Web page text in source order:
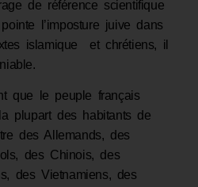
de référence scientifique
l’imposture juive dans
islamique et chrétiens, il
que le peuple français
plupart des habitants de
des Allemands, des
des Chinois, des
des Vietnamiens, des